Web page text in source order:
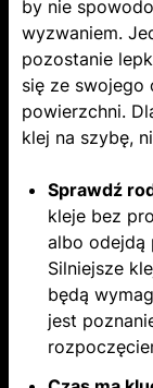
by nie
wyzwaniem.
pozostanie
się ze swojego
powierzchni.
klej na szybę,
Sprawdź
kleje bez
albo odejdą
Silniejsze
będą
jest